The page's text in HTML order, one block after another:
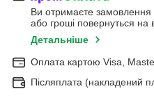
Ви отримаєте замовлення
або гроші повернуться на
Детальніше
Оплата картою Visa,
Післяплата (накладений